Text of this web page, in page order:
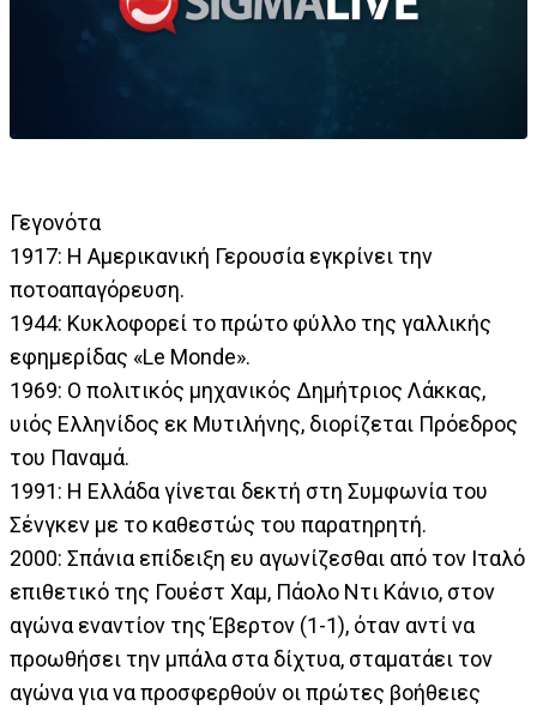
Γεγονότα
1917: Η Αμερικανική Γερουσία εγκρίνει την
ποτοαπαγόρευση.
1944: Κυκλοφορεί το πρώτο φύλλο της γαλλικής
εφημερίδας «Le Monde».
1969: Ο πολιτικός μηχανικός Δημήτριος Λάκκας,
υιός Ελληνίδος εκ Μυτιλήνης, διορίζεται Πρόεδρος
του Παναμά.
1991: Η Ελλάδα γίνεται δεκτή στη Συμφωνία του
Σένγκεν με το καθεστώς του παρατηρητή.
2000: Σπάνια επίδειξη ευ αγωνίζεσθαι από τον Ιταλό
επιθετικό της Γουέστ Χαμ, Πάολο Ντι Κάνιο, στον
αγώνα εναντίον της Έβερτον (1-1), όταν αντί να
προωθήσει την μπάλα στα δίχτυα, σταματάει τον
αγώνα για να προσφερθούν οι πρώτες βοήθειες